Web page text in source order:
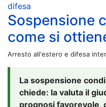
difesa
Sospensione
come si
Arresto all'estero e difesa
La sospensione
chiede: la valuta il
prognosi favorevole,